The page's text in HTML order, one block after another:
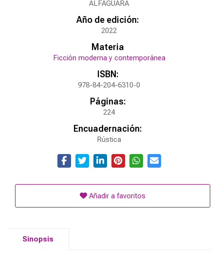
ALFAGUARA
Año de edición:
2022
Materia
Ficción moderna y contemporánea
ISBN:
978-84-204-6310-0
Páginas:
224
Encuadernación:
Rústica
Añadir a favoritos
Sinopsis